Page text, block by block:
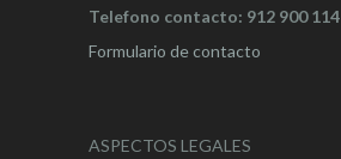
Telefono contacto: 912 900 114
Formulario de contacto
ASPECTOS LEGALES